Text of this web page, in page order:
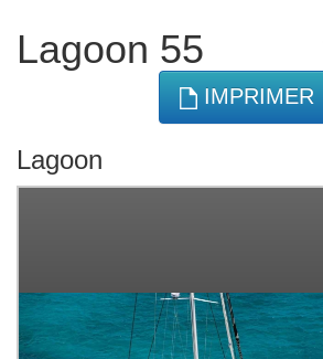
Lagoon 55
IMPRIMER
Lagoon